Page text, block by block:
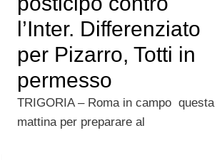
l’Inter. Differenziato
per Pizarro, Totti in
permesso
TRIGORIA – Roma in campo questa
mattina per preparare al